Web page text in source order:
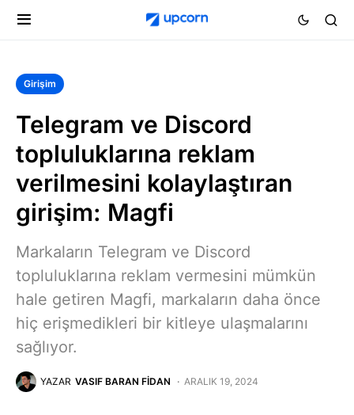
Girişim
Telegram ve Discord
topluluklarına reklam
verilmesini kolaylaştıran
girişim: Magfi
Markaların Telegram ve Discord
topluluklarına reklam vermesini mümkün
hale getiren Magfi, markaların daha önce
hiç erişmedikleri bir kitleye ulaşmalarını
sağlıyor.
YAZAR VASIF BARAN FIDAN ARALIK 19, 2024